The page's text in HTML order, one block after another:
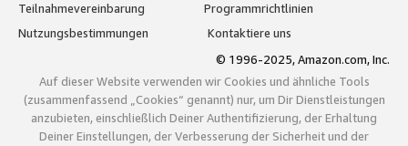
Teilnahmevereinbarung
Programmrichtlinien
Nutzungsbestimmungen
Kontaktiere uns
© 1996-2025, Amazon.com, Inc.
Auf dieser Website verwenden wir Cookies und ähnliche Tools
(zusammenfassend „Cookies“ genannt) nur, um Dir Dienstleistungen
anzubieten, einschließlich Deiner Authentifizierung, der Erhaltung
Deiner Einstellungen, der Verbesserung der Sicherheit und der